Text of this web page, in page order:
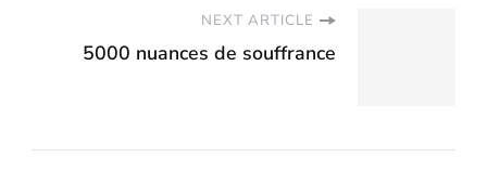
NEXT ARTICLE
5000 nuances de souffrance